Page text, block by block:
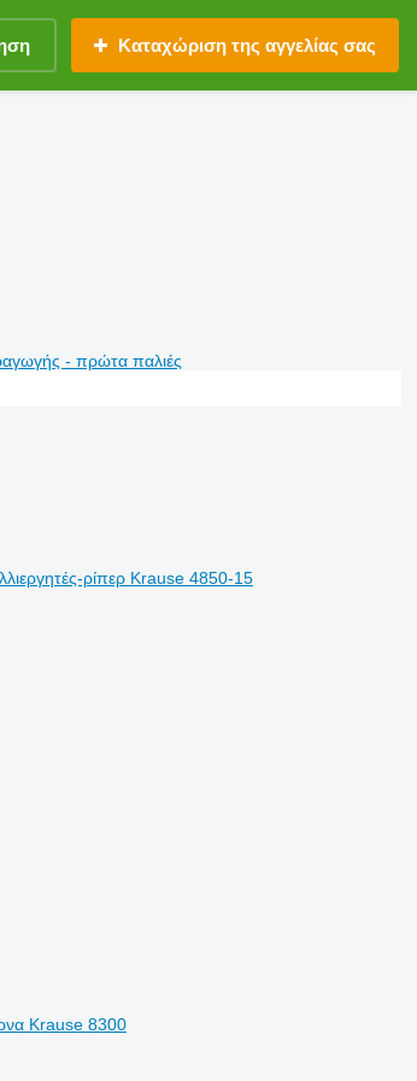
Καταχώριση της αγγελίας σας
- πρώτα παλιές
ρίπερ Krause 4850-15
Krause 8300